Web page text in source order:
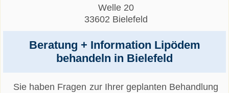
Welle 20
33602 Bielefeld
Beratung + Information Lipödem
behandeln in Bielefeld
Sie haben Fragen zur Ihrer geplanten Behandlung